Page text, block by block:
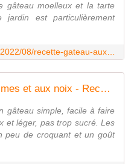
gâteau moelleux et la tarte
est particulièrement
Gâteau moelleux aux pommes et aux noix - Recette en vidéo - www.sucreetepices.com
gâteau simple, facile à faire
et léger, pas trop sucré. Les
peu de croquant et un goût